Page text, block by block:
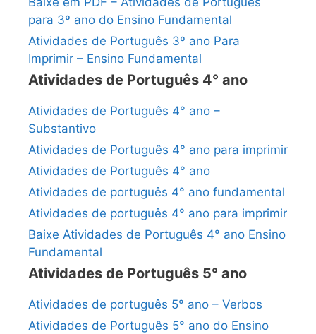
para 3º ano do Ensino Fundamental
Atividades de Português 3º ano Para
Imprimir – Ensino Fundamental
Atividades de Português 4° ano
Atividades de Português 4° ano –
Substantivo
Atividades de Português 4° ano para imprimir
Atividades de Português 4° ano
Atividades de português 4° ano fundamental
Atividades de português 4° ano para imprimir
Baixe Atividades de Português 4° ano Ensino
Fundamental
Atividades de Português 5° ano
Atividades de português 5° ano – Verbos
Atividades de Português 5° ano do Ensino